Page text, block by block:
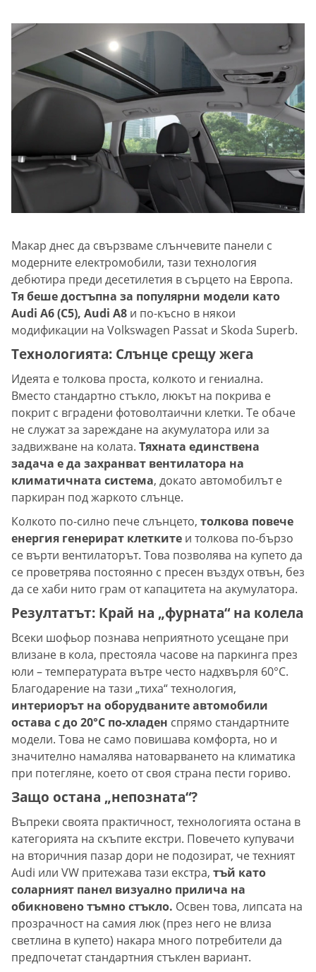
Макар днес да свързваме слънчевите панели с
модерните електромобили, тази технология
дебютира преди десетилетия в сърцето на Европа.
Тя беше достъпна за популярни модели като
Audi A6 (C5), Audi A8 и по-късно в някои
модификации на Volkswagen Passat и Skoda Superb.
Технологията: Слънце срещу жега
Идеята е толкова проста, колкото и гениална.
Вместо стандартно стъкло, люкът на покрива е
покрит с вградени фотоволтаични клетки. Те обаче
не служат за зареждане на акумулатора или за
задвижване на колата. Тяхната единствена
задача е да захранват вентилатора на
климатичната система, докато автомобилът е
паркиран под жаркото слънце.
Колкото по-силно пече слънцето, толкова повече
енергия генерират клетките и толкова по-бързо
се върти вентилаторът. Това позволява на купето да
се проветрява постоянно с пресен въздух отвън, без
да се хаби нито грам от капацитета на акумулатора.
Резултатът: Край на „фурната“ на колела
Всеки шофьор познава неприятното усещане при
влизане в кола, престояла часове на паркинга през
юли – температурата вътре често надхвърля 60°C.
Благодарение на тази „тиха“ технология,
интериорът на оборудваните автомобили
остава с до 20°C по-хладен спрямо стандартните
модели. Това не само повишава комфорта, но и
значително намалява натоварването на климатика
при потегляне, което от своя страна пести гориво.
Защо остана „непозната“?
Въпреки своята практичност, технологията остана в
категорията на скъпите екстри. Повечето купувачи
на вторичния пазар дори не подозират, че техният
Audi или VW притежава тази екстра, тъй като
соларният панел визуално прилича на
обикновено тъмно стъкло. Освен това, липсата на
прозрачност на самия люк (през него не влиза
светлина в купето) накара много потребители да
предпочетат стандартния стъклен вариант.